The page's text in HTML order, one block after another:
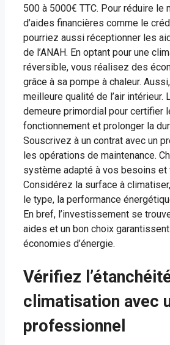
500 à 5000€ TTC. Pour réduire le
d’aides financières comme le
pourriez aussi réceptionner les
de l’ANAH. En optant pour une
réversible, vous réalisez des
grâce à sa pompe à chaleur.
meilleure qualité de l’air intérieur.
demeure primordial pour certifier
fonctionnement et prolonger la
Souscrivez à un contrat avec un
les opérations de maintenance.
système adapté à vos besoins et
Considérez la surface à
le type, la performance
En bref, l’investissement se
aides et un bon choix
économies d’énergie.
Vérifiez
climatisation avec
professionnel